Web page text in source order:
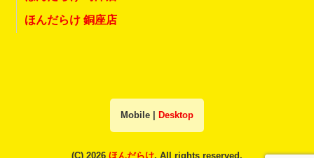
ほんだらけ 銅座店
Mobile | Desktop
(C) 2026 ほんだらけ. All rights reserved.